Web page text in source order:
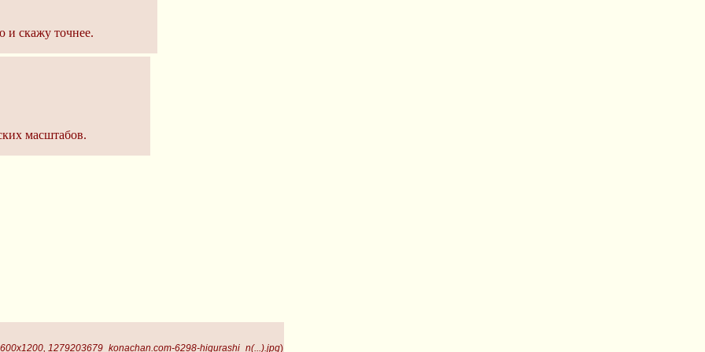
и скажу точнее.
масштабов.
1279203679_konachan.com-6298-higurashi_n(...).jpg)